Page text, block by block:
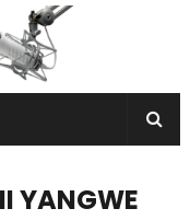
YANGWE